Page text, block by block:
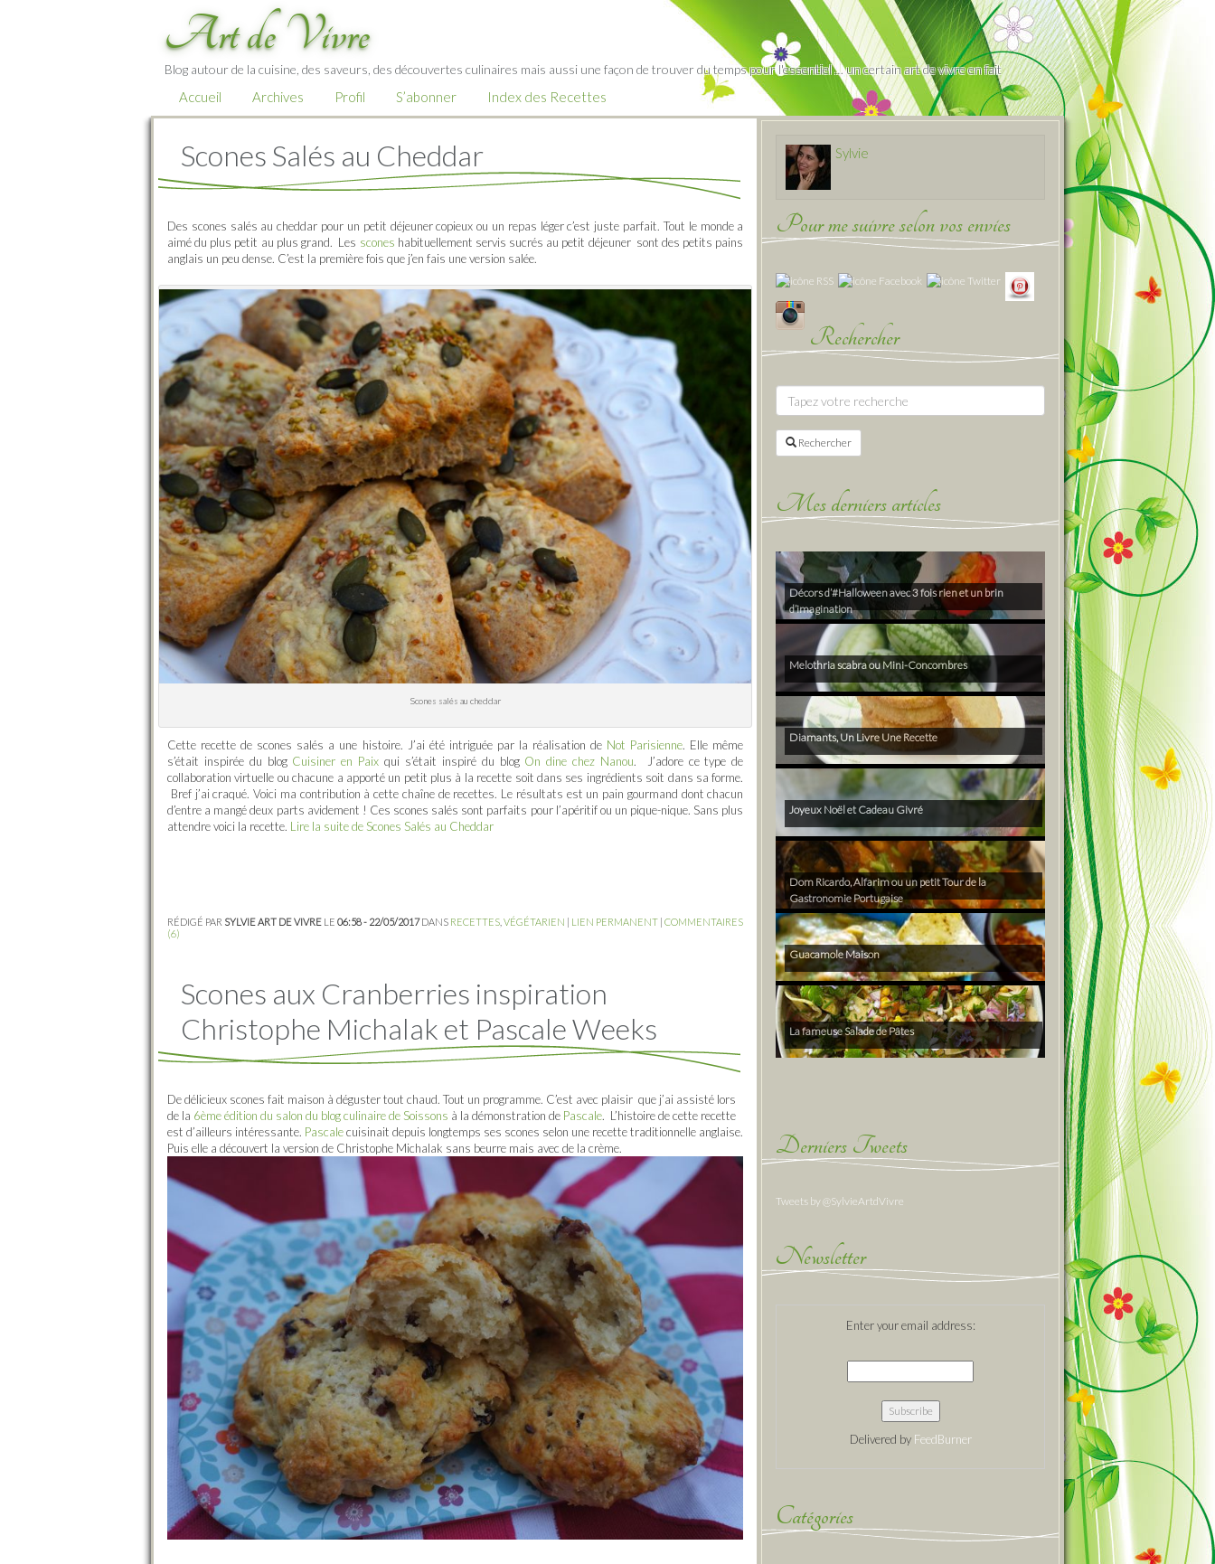
Art de Vivre
Blog autour de la cuisine, des saveurs, des découvertes culinaires mais aussi une façon de trouver du temps pour l'essentiel … un certain art de vivre en fait
Accueil Archives Profil S’abonner Index des Recettes
Scones Salés au Cheddar
Des scones salés au cheddar pour un petit déjeuner copieux ou un repas léger c’est juste parfait. Tout le monde a
aimé du plus petit au plus grand. Les scones habituellement servis sucrés au petit déjeuner sont des petits pains
anglais un peu dense. C’est la première fois que j’en fais une version salée.
Scones salés au cheddar
Cette recette de scones salés a une histoire. J’ai été intriguée par la réalisation de Not Parisienne. Elle même
s’était inspirée du blog Cuisiner en Paix qui s’était inspiré du blog On dine chez Nanou. J’adore ce type de
collaboration virtuelle ou chacune a apporté un petit plus à la recette soit dans ses ingrédients soit dans sa forme.
Bref j’ai craqué. Voici ma contribution à cette chaîne de recettes. Le résultats est un pain gourmand dont chacun
d’entre a mangé deux parts avidement ! Ces scones salés sont parfaits pour l’apéritif ou un pique-nique. Sans plus
attendre voici la recette. Lire la suite de Scones Salés au Cheddar
RÉDIGÉ PAR SYLVIE ART DE VIVRE LE 06:58 - 22/05/2017DANS RECETTES VÉGÉTARIEN | LIEN PERMANENT | COMMENTAIRES
(6)
Scones aux Cranberries inspiration
Christophe Michalak et Pascale Weeks
De délicieux scones fait maison à déguster tout chaud. Tout un programme. C’est avec plaisir que j’ai assisté lors
de la 6ème édition du salon du blog culinaire de Soissons à la démonstration de Pascale. L’histoire de cette recette
est d’ailleurs intéressante. Pascalecuisinait depuis longtemps ses scones selon une recette traditionnelle anglaise.
Puis elle a découvert la version de Christophe Michalak sans beurre mais avec de la crème.
Sylvie
Pour me suivre selon vos envies
Rechercher
Rechercher
Mes derniers articles
Décors d’#Halloween avec 3 fois rien et un brin
d’imagination
Melothria scabra ou Mini-Concombres
Diamants, Un Livre Une Recette
Joyeux Noël et Cadeau Givré
Dom Ricardo, Alfarim ou un petit Tour de la
Gastronomie Portugaise
Guacamole Maison
La fameuse Salade de Pâtes
Derniers Tweets
Tweets by @SylvieArtdVivre
Newsletter
Enter your email address:
Delivered by FeedBurner
Catégories